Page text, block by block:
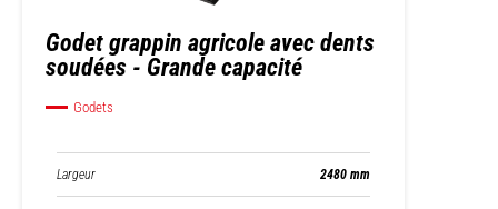
Godet grappin agricole avec dents
soudées - Grande capacité
Godets
Largeur 2480 mm